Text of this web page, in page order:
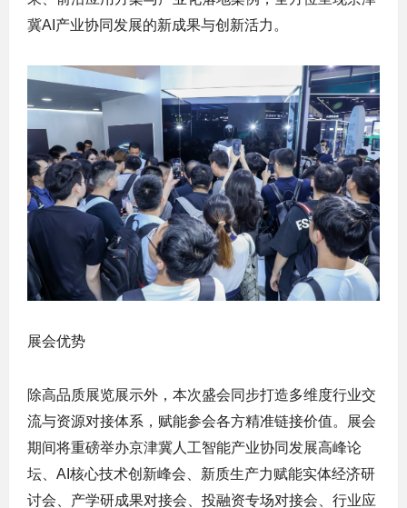
冀AI产业协同发展的新成果与创新活力。
展会优势
除高品质展览展示外，本次盛会同步打造多维度行业交
流与资源对接体系，赋能参会各方精准链接价值。展会
期间将重磅举办京津冀人工智能产业协同发展高峰论
坛、AI核心技术创新峰会、新质生产力赋能实体经济研
讨会、产学研成果对接会、投融资专场对接会、行业应